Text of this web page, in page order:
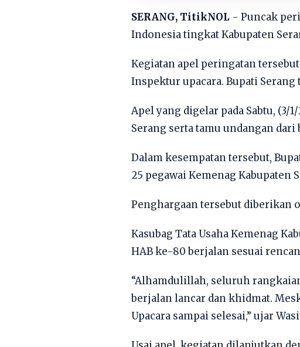
SERANG, TitikNOL - Puncak
Indonesia tingkat Kabupaten
Kegiatan apel peringatan
Inspektur upacara. Bupati
Apel yang digelar pada Sabtu,
Serang serta tamu undangan dari
Dalam kesempatan tersebut,
25 pegawai Kemenag Kabupaten
Penghargaan tersebut diberikan
Kasubag Tata Usaha Kemenag
HAB ke-80 berjalan sesuai
“Alhamdulillah, seluruh
berjalan lancar dan khidmat.
Upacara sampai selesai,” ujar